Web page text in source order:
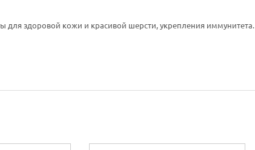
здоровой кожи и красивой шерсти, укрепления иммунитета.